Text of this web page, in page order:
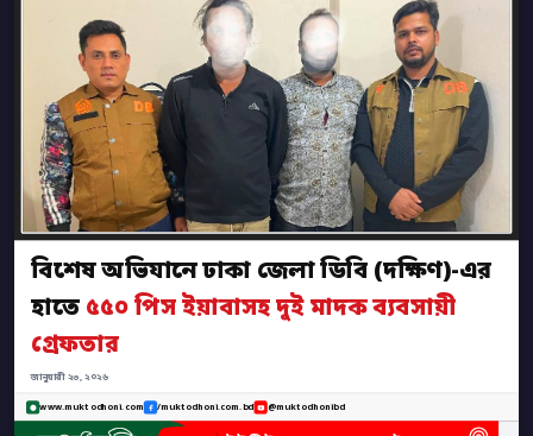
বিশেষ অভিযানে ঢাকা জেলা ডিবি (দক্ষিণ)-এর
হাতে ৫৫০ পিস ইয়াবাসহ দুই মাদক ব্যবসায়ী
গ্রেফতার
জানুয়ারী ২৩, ২০২৬
www.muktodhoni.com /muktodhoni.com.bd @muktodhonibd